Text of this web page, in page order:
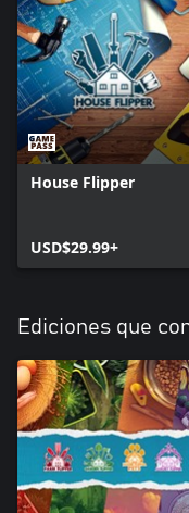
House Flipper
USD$29.99+
Ediciones que